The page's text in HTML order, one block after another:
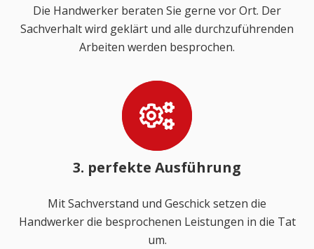
Die Handwerker beraten Sie gerne vor Ort. Der
Sachverhalt wird geklärt und alle durchzuführenden
Arbeiten werden besprochen.
3. perfekte Ausführung
Mit Sachverstand und Geschick setzen die
Handwerker die besprochenen Leistungen in die Tat
um.